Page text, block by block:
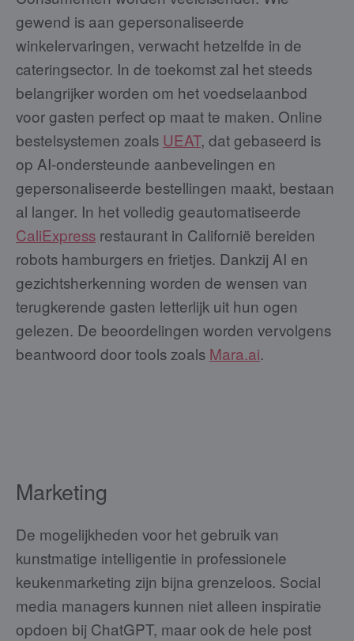
gewend is aan gepersonaliseerde
winkelervaringen, verwacht hetzelfde in de
cateringsector. In de toekomst zal het steeds
belangrijker worden om het voedselaanbod
voor gasten perfect op maat te maken. Online
bestelsystemen zoals UEAT, dat gebaseerd is
op AI-ondersteunde aanbevelingen en
gepersonaliseerde bestellingen maakt, bestaan
al langer. In het volledig geautomatiseerde
CaliExpress restaurant in Californië bereiden
robots hamburgers en frietjes. Dankzij AI en
gezichtsherkenning worden de wensen van
terugkerende gasten letterlijk uit hun ogen
gelezen. De beoordelingen worden vervolgens
beantwoord door tools zoals Mara.ai.
Marketing
De mogelijkheden voor het gebruik van
kunstmatige intelligentie in professionele
keukenmarketing zijn bijna grenzeloos. Social
media managers kunnen niet alleen inspiratie
opdoen bij ChatGPT, maar ook de hele post